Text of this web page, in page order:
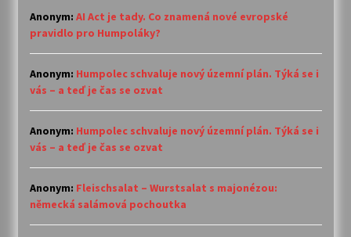
Anonym: AI Act je tady. Co znamená nové evropské
pravidlo pro Humpoláky?
Anonym: Humpolec schvaluje nový územní plán. Týká se i
vás – a teď je čas se ozvat
Anonym: Humpolec schvaluje nový územní plán. Týká se i
vás – a teď je čas se ozvat
Anonym: Fleischsalat – Wurstsalat s majonézou:
německá salámová pochoutka